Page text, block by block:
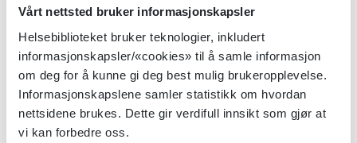
Vårt nettsted bruker informasjonskapsler
Helsebiblioteket bruker teknologier, inkludert
informasjonskapsler/«cookies» til å samle informasjon
om deg for å kunne gi deg best mulig brukeropplevelse.
Informasjonskapslene samler statistikk om hvordan
nettsidene brukes. Dette gir verdifull innsikt som gjør at
vi kan forbedre oss.
Gå tilPubMed. I eksempelet vårt søker vi
pådepression. Vi kan selvfølgelig gjøre et
mer presist søk, men siden dette er et
eksempel for å illustrere
framgangsmåten, holder vi det enkelt.
Etter å ha søkt på depresjon, klikker vi på